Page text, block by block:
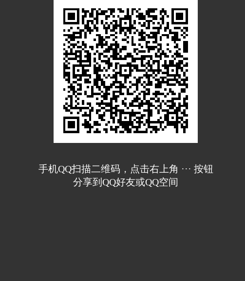
手机QQ扫描二维码，点击右上角 ··· 按钮
分享到QQ好友或QQ空间